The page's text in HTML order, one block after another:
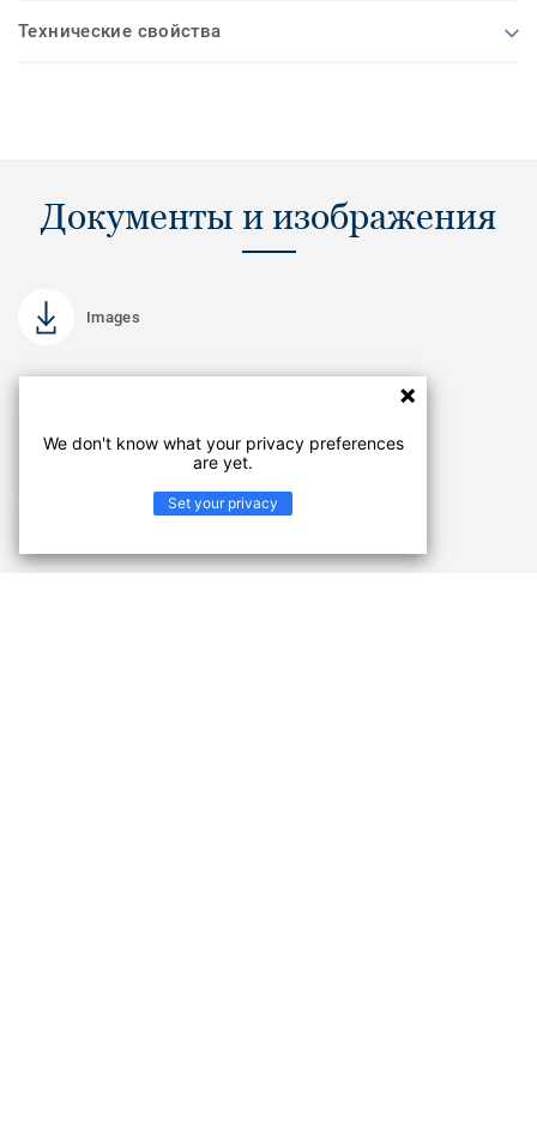
Технические свойства
Документы и изображения
Images
We don't know what your privacy preferences
are yet.
Set your privacy